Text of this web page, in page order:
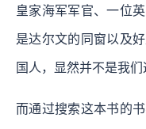
皇家海军军官、一位
是达尔文的同窗以及
国人，显然并不是我们
而通过搜索这本书的